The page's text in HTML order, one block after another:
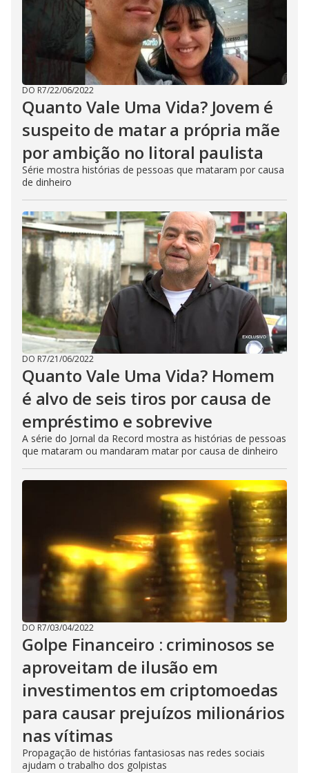
DO R7/22/06/2022
Quanto Vale Uma Vida? Jovem é
suspeito de matar a própria mãe
por ambição no litoral paulista
Série mostra histórias de pessoas que mataram por causa
de dinheiro
DO R7/21/06/2022
Quanto Vale Uma Vida? Homem
é alvo de seis tiros por causa de
empréstimo e sobrevive
A série do Jornal da Record mostra as histórias de pessoas
que mataram ou mandaram matar por causa de dinheiro
DO R7/03/04/2022
Golpe Financeiro : criminosos se
aproveitam de ilusão em
investimentos em criptomoedas
para causar prejuízos milionários
nas vítimas
Propagação de histórias fantasiosas nas redes sociais
ajudam o trabalho dos golpistas